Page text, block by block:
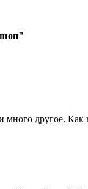
другое. Как